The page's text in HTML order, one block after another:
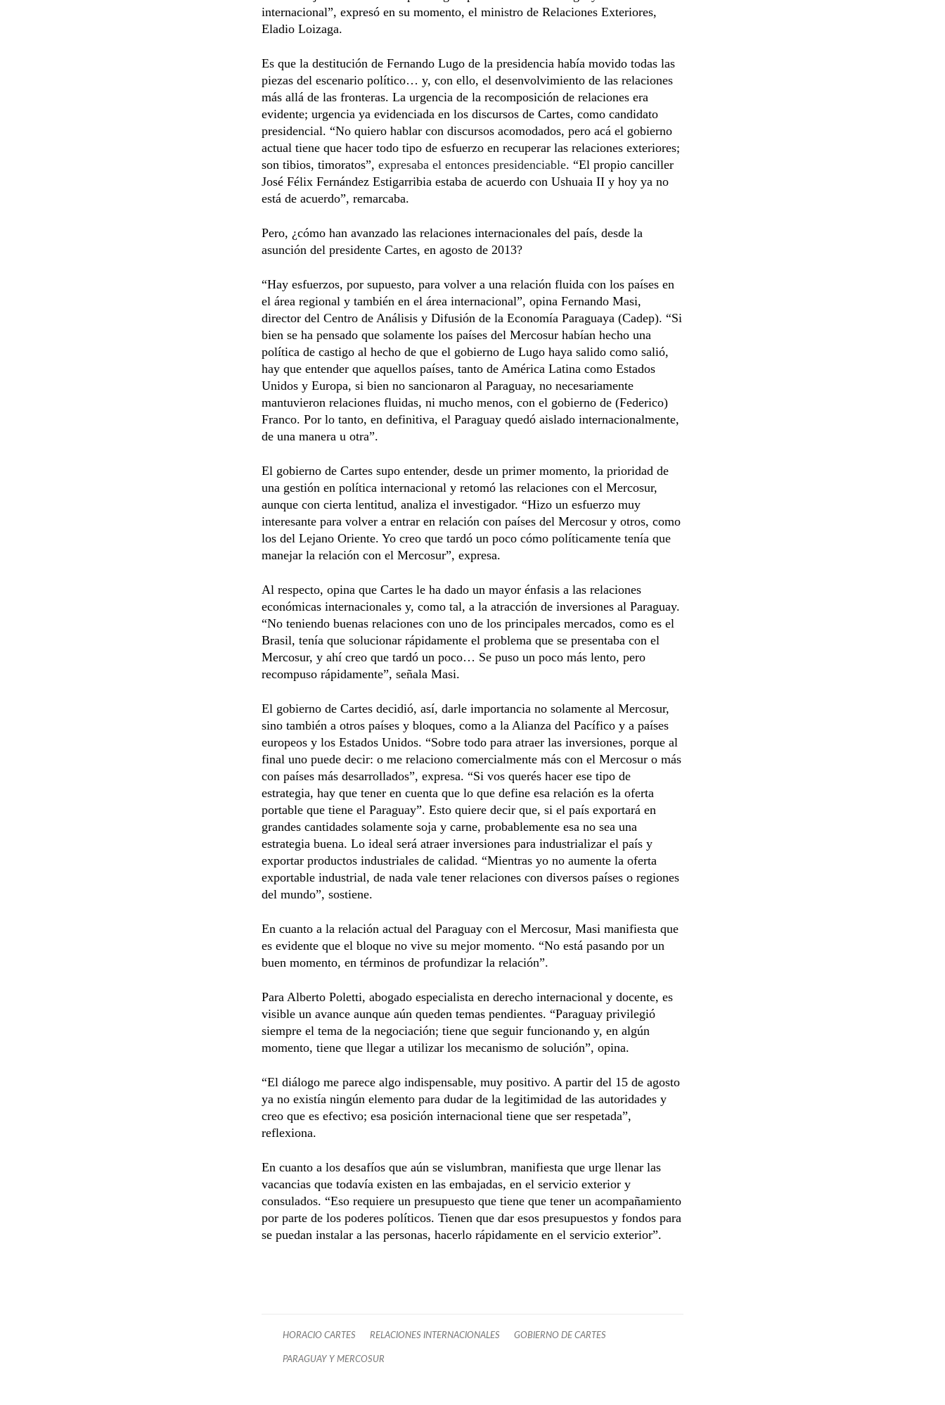
internacional”, expresó en su momento, el ministro de Relaciones Exteriores,
Eladio Loizaga.
Es que la destitución de Fernando Lugo de la presidencia había movido todas las
piezas del escenario político… y, con ello, el desenvolvimiento de las relaciones
más allá de las fronteras. La urgencia de la recomposición de relaciones era
evidente; urgencia ya evidenciada en los discursos de Cartes, como candidato
presidencial. “No quiero hablar con discursos acomodados, pero acá el gobierno
actual tiene que hacer todo tipo de esfuerzo en recuperar las relaciones exteriores;
son tibios, timoratos”, expresaba el entonces presidenciable. “El propio canciller
José Félix Fernández Estigarribia estaba de acuerdo con Ushuaia II y hoy ya no
está de acuerdo”, remarcaba.
Pero, ¿cómo han avanzado las relaciones internacionales del país, desde la
asunción del presidente Cartes, en agosto de 2013?
“Hay esfuerzos, por supuesto, para volver a una relación fluida con los países en
el área regional y también en el área internacional”, opina Fernando Masi,
director del Centro de Análisis y Difusión de la Economía Paraguaya (Cadep). “Si
bien se ha pensado que solamente los países del Mercosur habían hecho una
política de castigo al hecho de que el gobierno de Lugo haya salido como salió,
hay que entender que aquellos países, tanto de América Latina como Estados
Unidos y Europa, si bien no sancionaron al Paraguay, no necesariamente
mantuvieron relaciones fluidas, ni mucho menos, con el gobierno de (Federico)
Franco. Por lo tanto, en definitiva, el Paraguay quedó aislado internacionalmente,
de una manera u otra”.
El gobierno de Cartes supo entender, desde un primer momento, la prioridad de
una gestión en política internacional y retomó las relaciones con el Mercosur,
aunque con cierta lentitud, analiza el investigador. “Hizo un esfuerzo muy
interesante para volver a entrar en relación con países del Mercosur y otros, como
los del Lejano Oriente. Yo creo que tardó un poco cómo políticamente tenía que
manejar la relación con el Mercosur”, expresa.
Al respecto, opina que Cartes le ha dado un mayor énfasis a las relaciones
económicas internacionales y, como tal, a la atracción de inversiones al Paraguay.
“No teniendo buenas relaciones con uno de los principales mercados, como es el
Brasil, tenía que solucionar rápidamente el problema que se presentaba con el
Mercosur, y ahí creo que tardó un poco… Se puso un poco más lento, pero
recompuso rápidamente”, señala Masi.
El gobierno de Cartes decidió, así, darle importancia no solamente al Mercosur,
sino también a otros países y bloques, como a la Alianza del Pacífico y a países
europeos y los Estados Unidos. “Sobre todo para atraer las inversiones, porque al
final uno puede decir: o me relaciono comercialmente más con el Mercosur o más
con países más desarrollados”, expresa. “Si vos querés hacer ese tipo de
estrategia, hay que tener en cuenta que lo que define esa relación es la oferta
portable que tiene el Paraguay”. Esto quiere decir que, si el país exportará en
grandes cantidades solamente soja y carne, probablemente esa no sea una
estrategia buena. Lo ideal será atraer inversiones para industrializar el país y
exportar productos industriales de calidad. “Mientras yo no aumente la oferta
exportable industrial, de nada vale tener relaciones con diversos países o regiones
del mundo”, sostiene.
En cuanto a la relación actual del Paraguay con el Mercosur, Masi manifiesta que
es evidente que el bloque no vive su mejor momento. “No está pasando por un
buen momento, en términos de profundizar la relación”.
Para Alberto Poletti, abogado especialista en derecho internacional y docente, es
visible un avance aunque aún queden temas pendientes. “Paraguay privilegió
siempre el tema de la negociación; tiene que seguir funcionando y, en algún
momento, tiene que llegar a utilizar los mecanismo de solución”, opina.
“El diálogo me parece algo indispensable, muy positivo. A partir del 15 de agosto
ya no existía ningún elemento para dudar de la legitimidad de las autoridades y
creo que es efectivo; esa posición internacional tiene que ser respetada”,
reflexiona.
En cuanto a los desafíos que aún se vislumbran, manifiesta que urge llenar las
vacancias que todavía existen en las embajadas, en el servicio exterior y
consulados. “Eso requiere un presupuesto que tiene que tener un acompañamiento
por parte de los poderes políticos. Tienen que dar esos presupuestos y fondos para
se puedan instalar a las personas, hacerlo rápidamente en el servicio exterior”.
HORACIO CARTES RELACIONES INTERNACIONALES GOBIERNO DE CARTES
PARAGUAY Y MERCOSUR